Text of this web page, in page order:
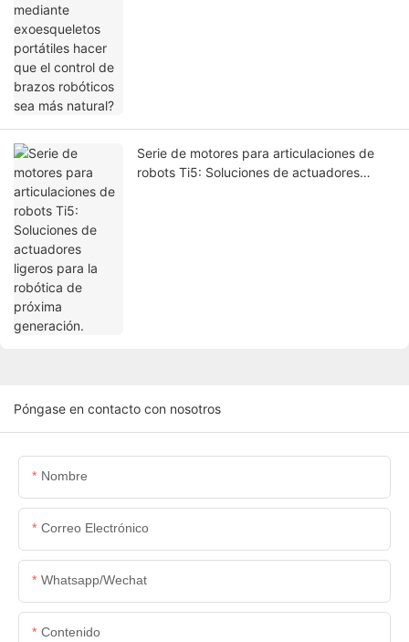
Serie de motores para articulaciones de
robots Ti5: Soluciones de actuadores
Póngase en contacto con nosotros
Nombre
Correo Electrónico
Whatsapp/wechat
Contenido